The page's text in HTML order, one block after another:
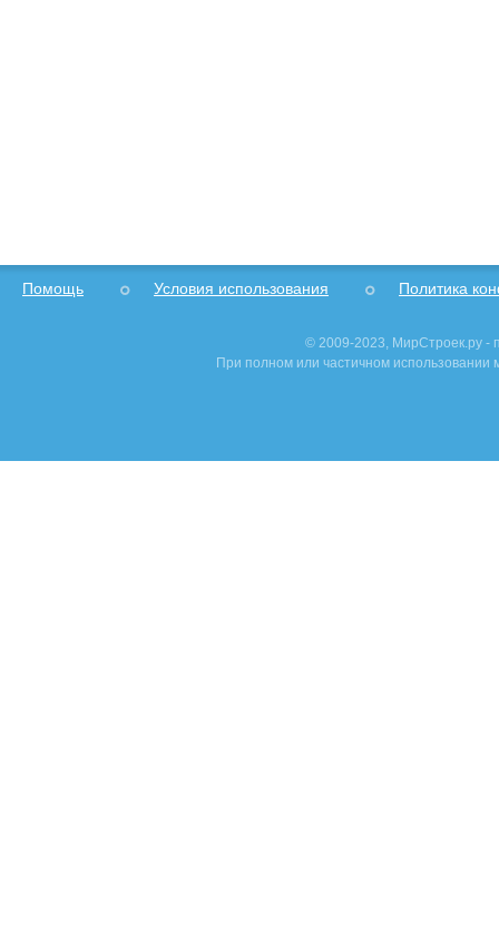
Помощь Условия использования Политика
© 2009-2023, МирСтроек.ру -
При полном или частичном использовании